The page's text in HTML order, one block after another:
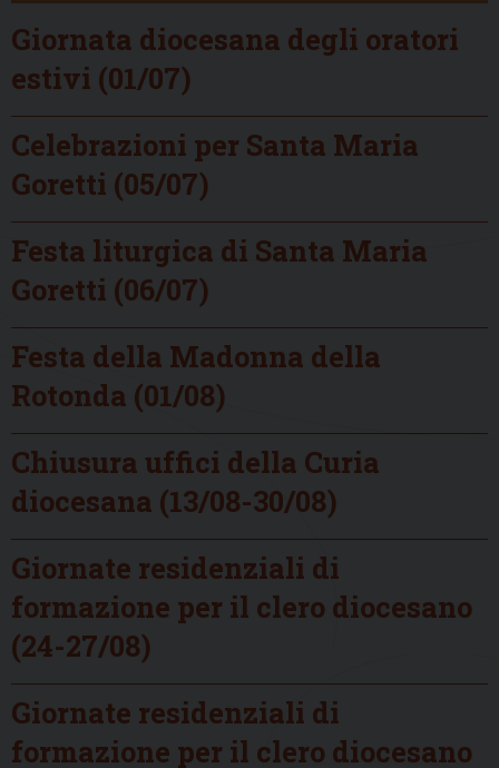
Giornata diocesana degli oratori
estivi (01/07)
Celebrazioni per Santa Maria
Goretti (05/07)
Festa liturgica di Santa Maria
Goretti (06/07)
Festa della Madonna della
Rotonda (01/08)
Chiusura uffici della Curia
diocesana (13/08-30/08)
Giornate residenziali di
formazione per il clero diocesano
(24-27/08)
Giornate residenziali di
formazione per il clero diocesano